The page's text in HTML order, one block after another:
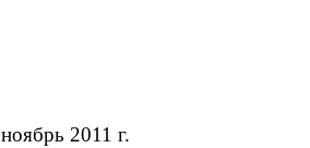
ноябрь 2011 г.